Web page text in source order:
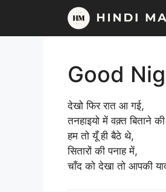
content
Good
देखो फिर रात आ गई,
तनहाइयो में वक़्त बिताने
हम तो यूँ ही बैठे थे,
सितारों की पनाह में,
चाँद को देखा तो आपकी